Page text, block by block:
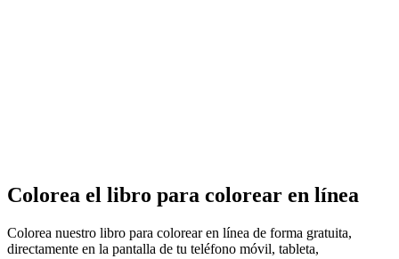
Colorea el libro para colorear en línea
Colorea nuestro libro para colorear en línea de forma gratuita,
directamente en la pantalla de tu teléfono móvil, tableta,